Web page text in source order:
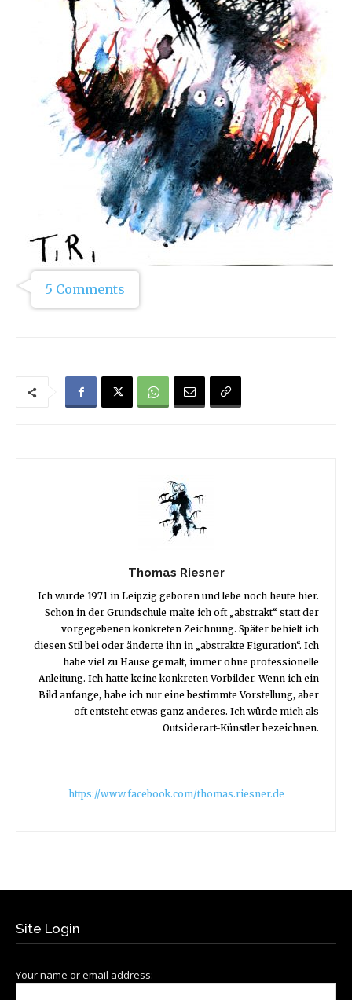
5 Comments
Thomas Riesner
Ich wurde 1971 in Leipzig geboren und lebe noch heute hier.
Schon in der Grundschule malte ich oft „abstrakt“ statt der
vorgegebenen konkreten Zeichnung. Später behielt ich
diesen Stil bei oder änderte ihn in „abstrakte Figuration“. Ich
habe viel zu Hause gemalt, immer ohne professionelle
Anleitung. Ich hatte keine konkreten Vorbilder. Wenn ich ein
Bild anfange, habe ich nur eine bestimmte Vorstellung, aber
oft entsteht etwas ganz anderes. Ich würde mich als
Outsiderart-Künstler bezeichnen.
https://www.facebook.com/thomas.riesner.de
Site Login
Your name or email address: